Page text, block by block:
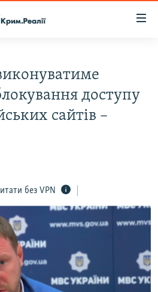
доступу
сайтів –
без VPN